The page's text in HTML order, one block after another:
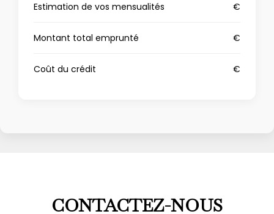
Estimation de vos mensualités €
Montant total emprunté €
Coût du crédit €
CONTACTEZ-NOUS